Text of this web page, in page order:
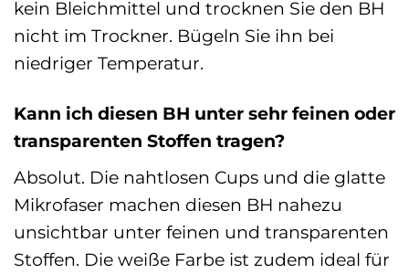
kein Bleichmittel und trocknen Sie den BH
nicht im Trockner. Bügeln Sie ihn bei
niedriger Temperatur.
Kann ich diesen BH unter sehr feinen oder
transparenten Stoffen tragen?
Absolut. Die nahtlosen Cups und die glatte
Mikrofaser machen diesen BH nahezu
unsichtbar unter feinen und transparenten
Stoffen. Die weiße Farbe ist zudem ideal für